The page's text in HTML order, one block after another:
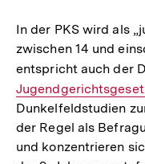
In der PKS wird als
zwischen 14 und
entspricht auch der
Dunkelfeldstudien
der Regel als
und konzentrieren